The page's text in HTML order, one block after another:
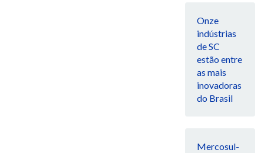
Onze
indústrias
de SC
estão entre
as mais
inovadoras
do Brasil
Mercosul-